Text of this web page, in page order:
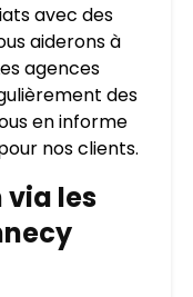
avec des
aiderons à
agences
des
en informe
nos clients.
via les